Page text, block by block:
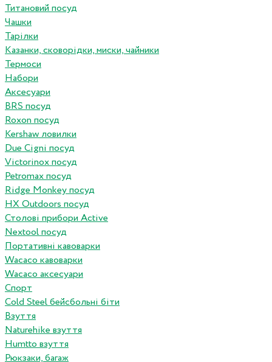
Титановий посуд
Чашки
Тарілки
Казанки, сковорідки, миски, чайники
Термоси
Набори
Аксесуари
BRS посуд
Roxon посуд
Kershaw ловилки
Due Cigni посуд
Victorinox посуд
Petromax посуд
Ridge Monkey посуд
HX Outdoors посуд
Столові прибори Active
Nextool посуд
Портативні кавоварки
Wacaco кавоварки
Wacaco аксесуари
Спорт
Cold Steel бейсбольні біти
Взуття
Naturehike взуття
Humtto взуття
Рюкзаки, багаж